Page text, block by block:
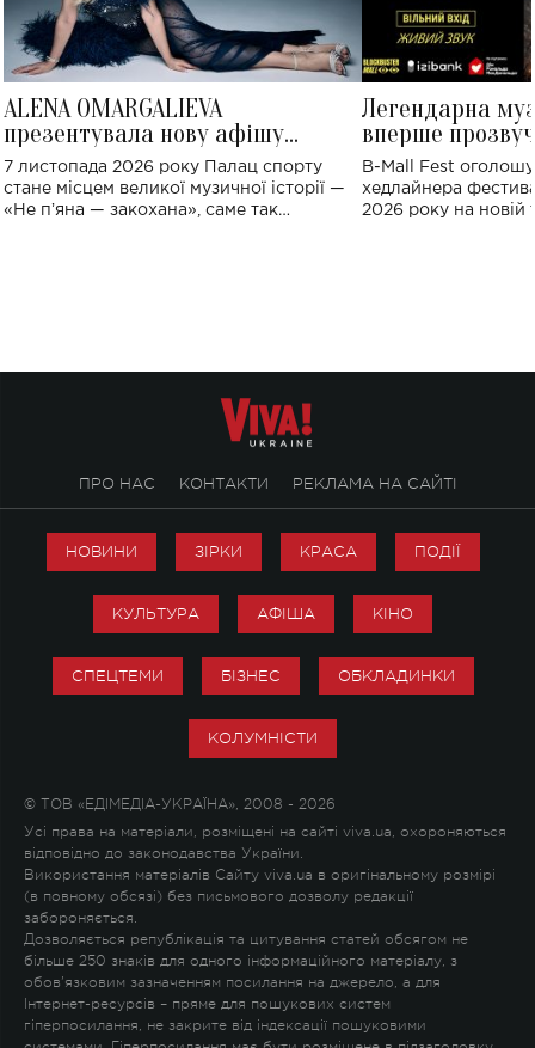
ALENA OMARGALIEVA
презентувала нову афішу
великого концерту в Палаці
спорту
7 листопада 2026 року Палац спорту
стане місцем великої музичної історії —
«Не пʼяна — закохана», саме так
Легендарна
вперше
Україні: де
B-Mall Fest
хедлайнера
2026 року на новій
ПРО НАС КОНТАКТИ РЕКЛАМА НА САЙТІ
НОВИНИ ЗІРКИ КРАСА ПОДІЇ
КУЛЬТУРА АФІША КІНО
СПЕЦТЕМИ БІЗНЕС ОБКЛАДИНКИ
КОЛУМНІСТИ
© ТОВ «ЕДІМЕДІА-УКРАЇНА», 2008 - 2026
Усі права на матеріали, розміщені на сайті viva.ua, охороняються
відповідно до законодавства України.
Використання матеріалів Сайту viva.ua в оригінальному розмірі
(в повному обсязі) без письмового дозволу редакції
забороняється.
Дозволяється републікація та цитування статей обсягом не
більше 250 знаків для одного інформаційного матеріалу, з
обов'язковим зазначенням посилання на джерело, а для
Інтернет-ресурсів – пряме для пошукових систем
гіперпосилання, не закрите від індексації пошуковими